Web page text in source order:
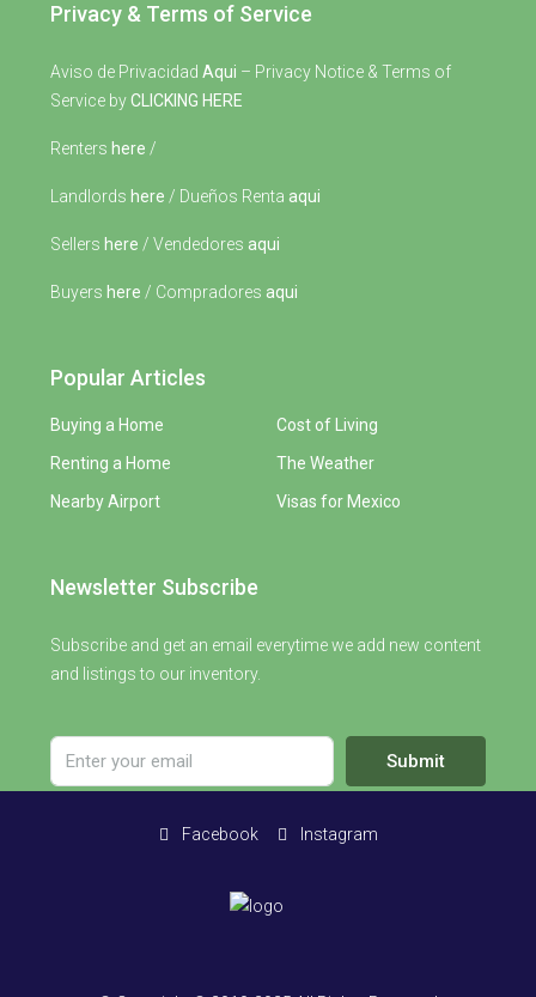
Privacy & Terms of Service
Aviso de Privacidad Aqui – Privacy Notice & Terms of
Service byCLICKING HERE
Renters here /
Landlords here / Dueños Renta aqui
Sellers here / Vendedores aqui
Buyers here / Compradores aqui
Popular Articles
Buying a Home
Renting a Home
Nearby Airport
Cost of Living
The Weather
Visas for Mexico
Newsletter Subscribe
Subscribe and get an email everytime we add new content
and listings to our inventory.
Submit
Facebook Instagram